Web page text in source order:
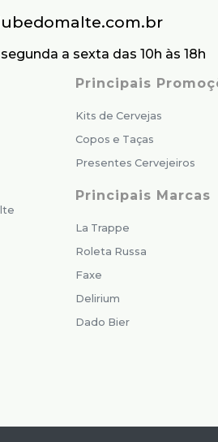
a sexta das 10h às 18h
Principais
Kits de Cervejas
Copos e Taças
Presentes Cervejeiros
Principais Marcas
La Trappe
Roleta Russa
Faxe
Delirium
Dado Bier